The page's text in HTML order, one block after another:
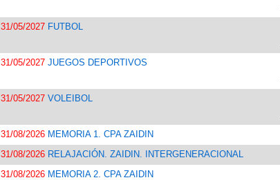
31/05/2027 FUTBOL
31/05/2027 JUEGOS DEPORTIVOS
31/05/2027 VOLEIBOL
31/08/2026 MEMORIA 1. CPA ZAIDIN
31/08/2026 RELAJACIÓN. ZAIDIN. INTERGENERACIONAL
31/08/2026 MEMORIA 2. CPA ZAIDIN